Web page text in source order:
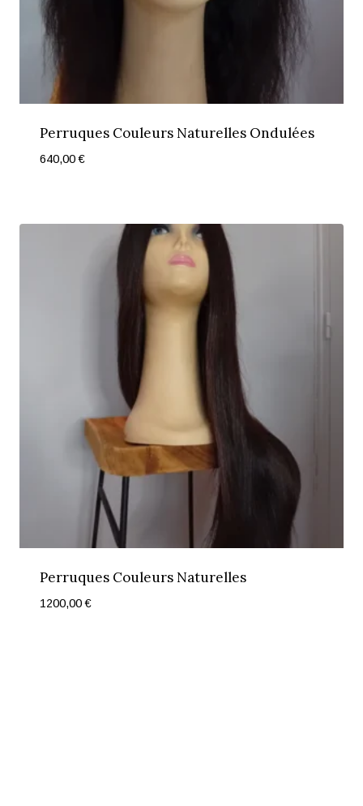
Perruques Couleurs Naturelles Ondulées
640,00€
Perruques Couleurs Naturelles
1200,00€